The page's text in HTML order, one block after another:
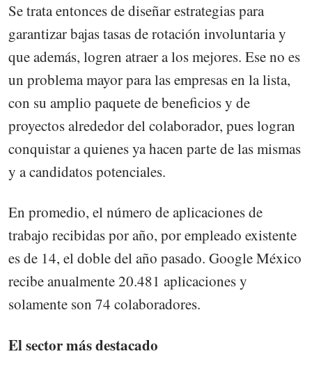
Se trata entonces de diseñar estrategias para
garantizar bajas tasas de rotación involuntaria y
que además, logren atraer a los mejores. Ese no es
un problema mayor para las empresas en la lista,
con su amplio paquete de beneficios y de
proyectos alrededor del colaborador, pues logran
conquistar a quienes ya hacen parte de las mismas
y a candidatos potenciales.
En promedio, el número de aplicaciones de
trabajo recibidas por año, por empleado existente
es de 14, el doble del año pasado. Google México
recibe anualmente 20.481 aplicaciones y
solamente son 74 colaboradores.
El sector más destacado